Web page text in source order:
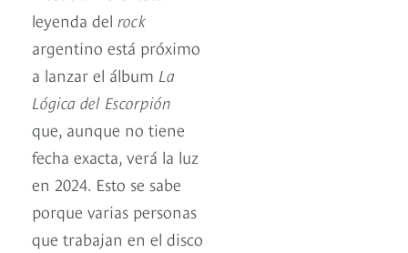
leyenda del rock
argentino está próximo
a lanzar el álbum La
Lógica del Escorpión
que, aunque no tiene
fecha exacta, verá la luz
en 2024. Esto se sabe
porque varias personas
que trabajan en el disco